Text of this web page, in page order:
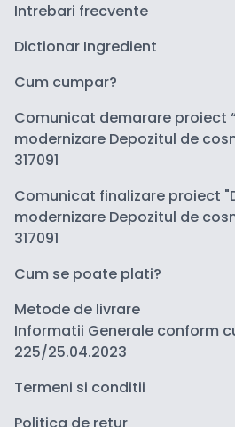
Intrebari frecvente
Dictionar Ingredient
Cum cumpar?
Comunicat demarare proiect
modernizare Depozitul de
317091
Comunicat finalizare proiect
modernizare Depozitul de
317091
Cum se poate plati?
Metode de livrare
Informatii Generale conform
225/25.04.2023
Termeni si conditii